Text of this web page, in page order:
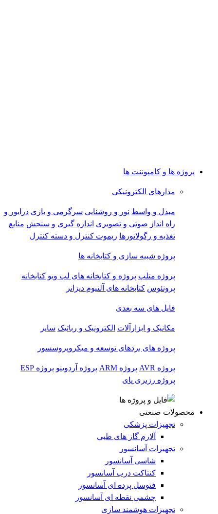
پروژه ها و کامپوننت ها
مدارهای الکترونیکی
مبدل و واسط نور و روشنایی سرگرمی و بازی درایور و
راه انداز صوتی و تصویری اندازه گیری و سنجش منابع
تغذیه و رگولاتورها ریموت کنترل و دسته کنترل
پروژه شبیه سازی و کتابخانه ها
پروژه متلب پروژه و کتابخانه های لب ویو کتابخانه
پروتئوس کتابخانه های آلتیوم دیزانر
فایل های سه بعدی
مکانیک و ابزارآلات الکترونیک و رباتیک سایر
پروژه های بردهای توسعه و میکروپروسسور
پروژه AVR پروژه ARM پروژه آردوینو پروژه ESP
پروژه رزبری پای
محصولات صنعتی
تجهیزات پزشکی
آلارم گاز های طبی
تجهیزات آسانسور
شاسی آسانسور
کنتاکت درب آسانسور
فتوسل پرده ای آسانسور
چشمی نقطه ای آسانسور
تجهیزات هوشمند سازی